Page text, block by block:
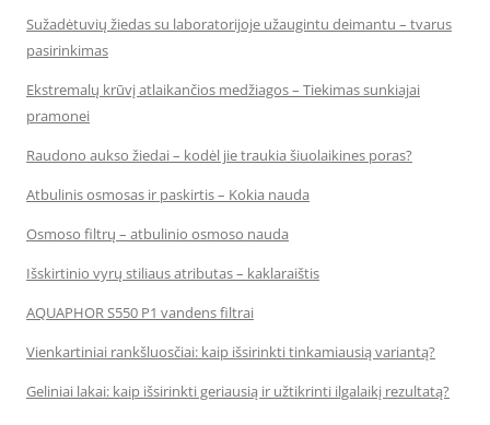
Sužadėtuvių žiedas su laboratorijoje užaugintu deimantu – tvarus
pasirinkimas
Ekstremalų krūvį atlaikančios medžiagos – Tiekimas sunkiajai
pramonei
Raudono aukso žiedai – kodėl jie traukia šiuolaikines poras?
Atbulinis osmosas ir paskirtis – Kokia nauda
Osmoso filtrų – atbulinio osmoso nauda
Išskirtinio vyrų stiliaus atributas – kaklaraištis
AQUAPHOR S550 P1 vandens filtrai
Vienkartiniai rankšluosčiai: kaip išsirinkti tinkamiausią variantą?
Geliniai lakai: kaip išsirinkti geriausią ir užtikrinti ilgalaikį rezultatą?